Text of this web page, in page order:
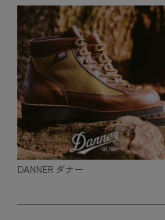
DANNER ダナー